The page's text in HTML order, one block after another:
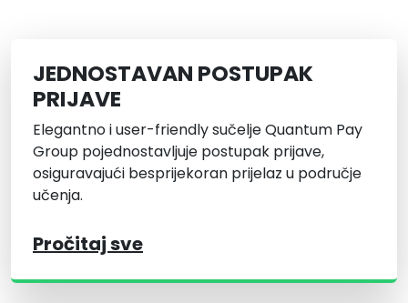
JEDNOSTAVAN POSTUPAK
PRIJAVE
Elegantno i user-friendly sučelje Quantum Pay
Group pojednostavljuje postupak prijave,
osiguravajući besprijekoran prijelaz u područje
učenja.
Pročitaj sve